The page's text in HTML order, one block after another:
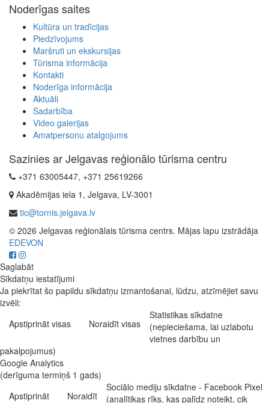
Noderīgas saites
Kultūra un tradīcijas
Piedzīvojums
Maršruti un ekskursijas
Tūrisma informācija
Kontakti
Noderīga informācija
Aktuāli
Sadarbība
Video galerijas
Amatpersonu atalgojums
Sazinies ar Jelgavas reģionālo tūrisma centru
+371 63005447, +371 25619266
Akadēmijas iela 1, Jelgava, LV-3001
tic@tornis.jelgava.lv
© 2026 Jelgavas reģionālais tūrisma centrs. Mājas lapu izstrādāja
EDEVON
Saglabāt
Sīkdatņu iestatījumi
Ja piekrītat šo papildu sīkdatņu izmantošanai, lūdzu, atzīmējiet savu
izvēli:
Apstiprināt visas
Noraidīt visas
Statistikas sīkdatne
(nepieciešama, lai uzlabotu
vietnes darbību un
pakalpojumus)
Google Analytics
(derīguma termiņš 1 gads)
Apstiprināt
Noraidīt
Sociālo mediju sīkdatne - Facebook Pixel
(analītikas rīks, kas palīdz noteikt, cik